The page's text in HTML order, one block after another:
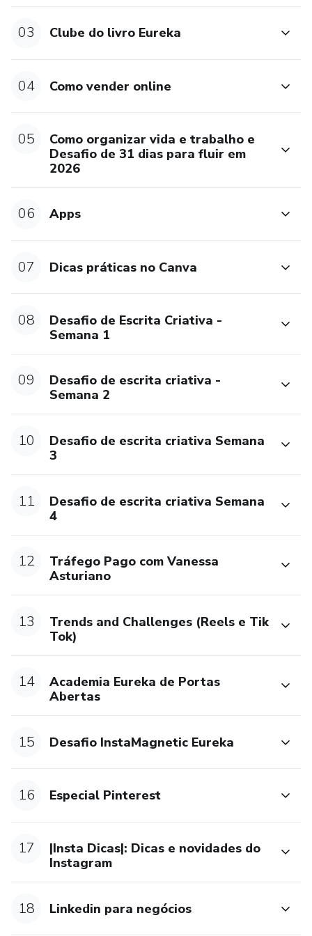
Alma
Como usar IA para produzir conteúdo, criar processos,
organizar o negócio e comunicar sem perder autenticidade.
🎤 3) Meet Up Eureka – Networking Criativo + Pitch com
Alma
O encontro onde você conhece pessoas, faz trocas reais,
apresenta seu negócio, abre portas e cultiva relações que
✨ Para quem é
✔ Assistentes virtuais (AVs)
✔ Infoprodutores
✔ Empreendedores multipotenciais
mentors)
✔ Pequenos negócios que querem crescer com
profundidade e estratégia
✔ Quem sente falta de pertencimento e de uma rede
Se você ama aprender, gosta de trocas humanas, tem
propósito e quer crescer com consistência (não volume),
aqui é teu lugar.
03 Clube do livro Eureka
04 Como vender online
05
Como organizar vida e trabalho e
Desafio de 31 dias para fluir em
2026
06 Apps
07 Dicas práticas no Canva
08
Desafio de Escrita Criativa -
Semana 1
09
Desafio de escrita criativa -
Semana 2
10
Desafio de escrita criativa Semana
3
11
Desafio de escrita criativa Semana
4
12
Tráfego Pago com Vanessa
Asturiano
13
Trends and Challenges (Reels e Tik
Tok)
14
Academia Eureka de Portas
Abertas
15 Desafio InstaMagnetic Eureka
16 Especial Pinterest
17
|Insta Dicas|: Dicas e novidades do
Instagram
18 Linkedin para negócios